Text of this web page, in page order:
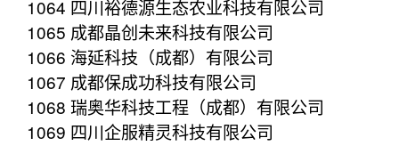
1064 四川裕德源生态农业科技有限公司
1065 成都晶创未来科技有限公司
1066 海延科技（成都）有限公司
1067 成都保成功科技有限公司
1068 瑞奥华科技工程（成都）有限公司
1069 四川企服精灵科技有限公司